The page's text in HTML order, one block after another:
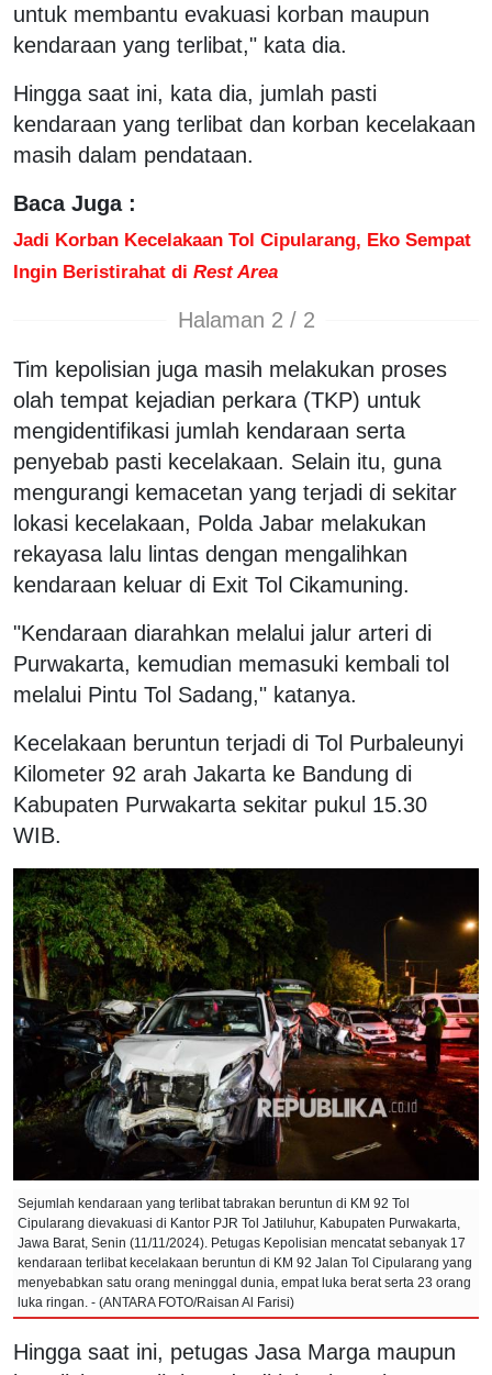
untuk membantu evakuasi korban maupun
kendaraan yang terlibat," kata dia.
Hingga saat ini, kata dia, jumlah pasti
kendaraan yang terlibat dan korban kecelakaan
masih dalam pendataan.
Baca Juga :
Jadi Korban Kecelakaan Tol Cipularang, Eko Sempat
Ingin Beristirahat di Rest Area
Halaman 2 / 2
Tim kepolisian juga masih melakukan proses
olah tempat kejadian perkara (TKP) untuk
mengidentifikasi jumlah kendaraan serta
penyebab pasti kecelakaan. Selain itu, guna
mengurangi kemacetan yang terjadi di sekitar
lokasi kecelakaan, Polda Jabar melakukan
rekayasa lalu lintas dengan mengalihkan
kendaraan keluar di Exit Tol Cikamuning.
"Kendaraan diarahkan melalui jalur arteri di
Purwakarta, kemudian memasuki kembali tol
melalui Pintu Tol Sadang," katanya.
Kecelakaan beruntun terjadi di Tol Purbaleunyi
Kilometer 92 arah Jakarta ke Bandung di
Kabupaten Purwakarta sekitar pukul 15.30
WIB.
Sejumlah kendaraan yang terlibat tabrakan beruntun di KM 92 Tol
Cipularang dievakuasi di Kantor PJR Tol Jatiluhur, Kabupaten Purwakarta,
Jawa Barat, Senin (11/11/2024). Petugas Kepolisian mencatat sebanyak 17
kendaraan terlibat kecelakaan beruntun di KM 92 Jalan Tol Cipularang yang
menyebabkan satu orang meninggal dunia, empat luka berat serta 23 orang
luka ringan. - (ANTARA FOTO/Raisan Al Farisi)
Hingga saat ini, petugas Jasa Marga maupun